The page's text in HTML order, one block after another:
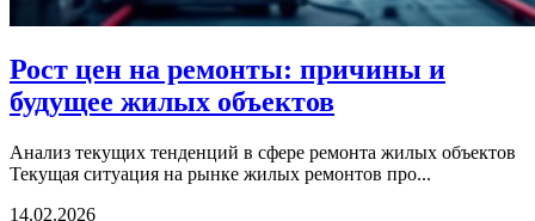
Рост цен на ремонты: причины и
будущее жилых объектов
Анализ текущих тенденций в сфере ремонта жилых объектов
Текущая ситуация на рынке жилых ремонтов про...
14.02.2026